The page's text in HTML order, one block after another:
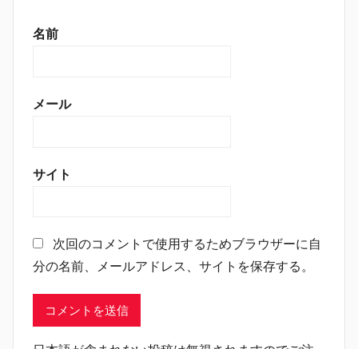
名前
メール
サイト
次回のコメントで使用するためブラウザーに自
分の名前、メールアドレス、サイトを保存する。